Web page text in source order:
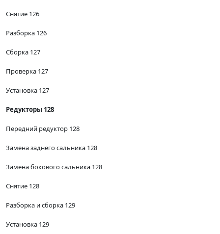
Снятие 126
Разборка 126
Сборка 127
Проверка 127
Установка 127
Редукторы 128
Передний редуктор 128
Замена заднего сальника 128
Замена бокового сальника 128
Снятие 128
Разборка и сборка 129
Установка 129